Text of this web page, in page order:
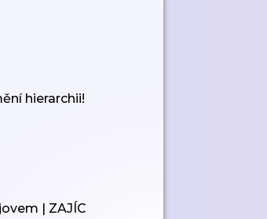
hierarchii!
| ZAJÍC